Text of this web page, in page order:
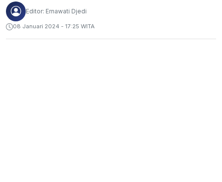
Editor: Ernawati Djedi
08 Januari 2024 - 17:25 WITA